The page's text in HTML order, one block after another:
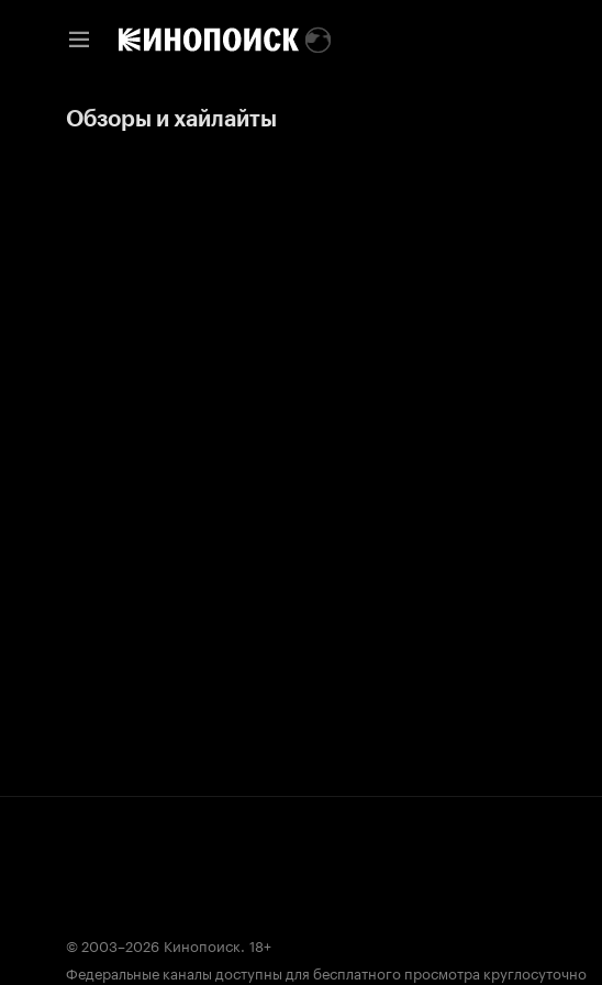
Обзоры и хайлайты
© 2003–2026 Кинопоиск. 18+
Федеральные каналы доступны для бесплатного просмотра круглосуточно